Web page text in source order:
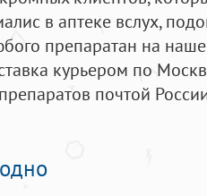
в аптеке вслух,
препаратан на
курьером по
почтой